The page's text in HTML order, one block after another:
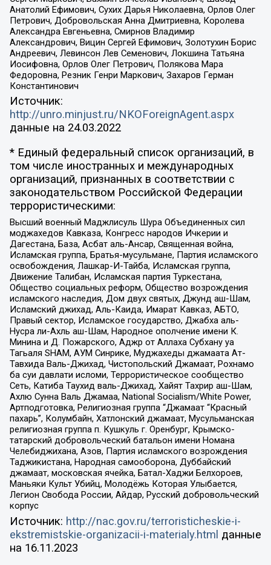
Анатолий Ефимович, Сухих Дарья Николаевна, Орлов Олег
Петрович, Добровольская Анна Дмитриевна, Королева
Александра Евгеньевна, Смирнов Владимир
Александрович, Вицин Сергей Ефимович, Золотухин Борис
Андреевич, Левинсон Лев Семенович, Локшина Татьяна
Иосифовна, Орлов Олег Петрович, Полякова Мара
Федоровна, Резник Генри Маркович, Захаров Герман
Константинович
Источник:
http://unro.minjust.ru/NKOForeignAgent.aspx
данные на 24.03.2022
* Единый федеральный список организаций, в
том числе иностранных и международных
организаций, признанных в соответствии с
законодательством Российской Федерации
террористическими:
Высший военный Маджлисуль Шура Объединенных сил
моджахедов Кавказа, Конгресс народов Ичкерии и
Дагестана, База, Асбат аль-Ансар, Священная война,
Исламская группа, Братья-мусульмане, Партия исламского
освобождения, Лашкар-И-Тайба, Исламская группа,
Движение Талибан, Исламская партия Туркестана,
Общество социальных реформ, Общество возрождения
исламского наследия, Дом двух святых, Джунд аш-Шам,
Исламский джихад, Аль-Каида, Имарат Кавказ, АБТО,
Правый сектор, Исламское государство, Джабха аль-
Нусра ли-Ахль аш-Шам, Народное ополчение имени К.
Минина и Д. Пожарского, Аджр от Аллаха Субхану уа
Тагьаля SHAM, АУМ Синрике, Муджахеды джамаата Ат-
Тавхида Валь-Джихад, Чистопольский Джамаат, Рохнамо
ба суи давлати исломи, Террористическое сообщество
Сеть, Катиба Таухид валь-Джихад, Хайят Тахрир аш-Шам,
Ахлю Сунна Валь Джамаа, National Socialism/White Power,
Артподготовка, Религиозная группа “Джамаат “Красный
пахарь”, Колумбайн, Хатлонский джамаат, Мусульманская
религиозная группа п. Кушкуль г. Оренбург, Крымско-
татарский добровольческий батальон имени Номана
Челебиджихана, Азов, Партия исламского возрождения
Таджикистана, Народная самооборона, Дуббайский
джамаат, московская ячейка, Батал-Хаджи Белхороев,
Маньяки Культ Убийц, Молодёжь Которая Улыбается,
Легион Свобода России, Айдар, Русский добровольческий
корпус
Источник: http://nac.gov.ru/terroristicheskie-i-
ekstremistskie-organizacii-i-materialy.html данные
на 16.11.2023